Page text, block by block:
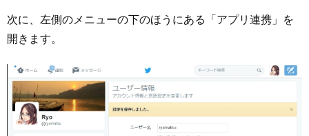
次に、左側のメニューの下のほうにある「アプリ連携」を
開きます。